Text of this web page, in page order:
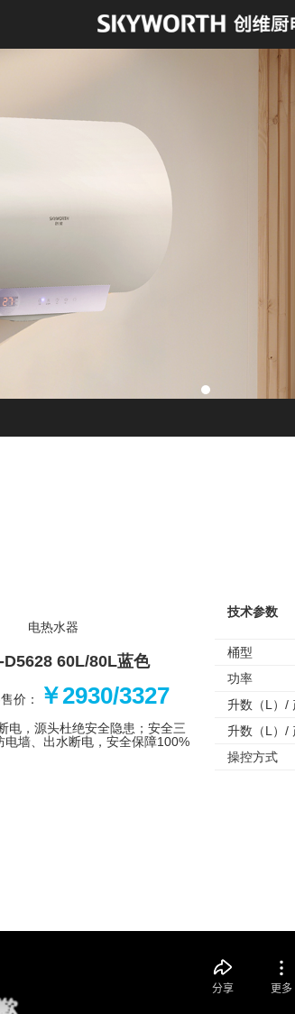
电热水器
D5628 60L/80L蓝色
价： ￥2930/3327
电，源头杜绝安全隐患；安全三
电墙、出水断电，安全保障100%
技术参数
桶型
功率
升数（L）/
升数（L）/
操控方式